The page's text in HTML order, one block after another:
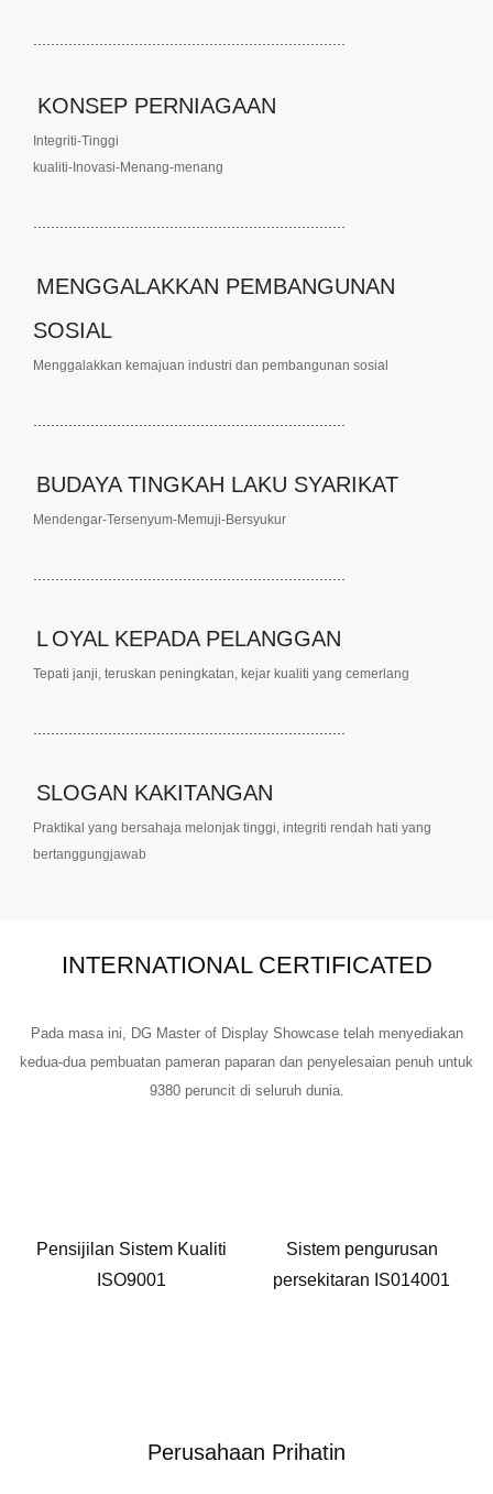
KONSEP PERNIAGAAN
Integriti-Tinggi
kualiti-Inovasi-Menang-menang
MENGGALAKKAN PEMBANGUNAN
SOSIAL
Menggalakkan kemajuan industri dan pembangunan sosial
BUDAYA TINGKAH LAKU SYARIKAT
Mendengar-Tersenyum-Memuji-Bersyukur
LOYAL KEPADA PELANGGAN
Tepati janji, teruskan peningkatan, kejar kualiti yang cemerlang
SLOGAN KAKITANGAN
Praktikal yang bersahaja melonjak tinggi, integriti rendah hati yang
bertanggungjawab
INTERNATIONAL CERTIFICATED
Pada masa ini, DG Master of Display Showcase telah menyediakan
kedua-dua pembuatan pameran paparan dan penyelesaian penuh untuk
9380 peruncit di seluruh dunia.
Pensijilan Sistem Kualiti
ISO9001
Sistem pengurusan
persekitaran IS014001
Perusahaan Prihatin